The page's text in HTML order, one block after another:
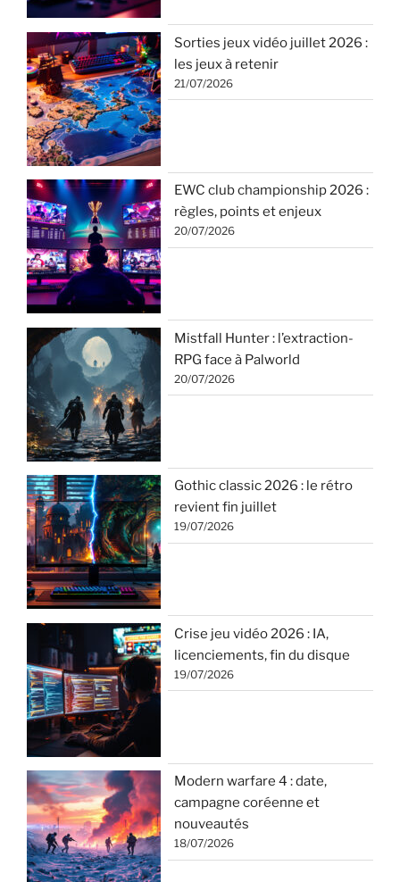
Sorties jeux vidéo juillet 2026 :
les jeux à retenir
21/07/2026
EWC club championship 2026 :
règles, points et enjeux
20/07/2026
Mistfall Hunter : l’extraction-
RPG face à Palworld
20/07/2026
Gothic classic 2026 : le rétro
revient fin juillet
19/07/2026
Crise jeu vidéo 2026 : IA,
licenciements, fin du disque
19/07/2026
Modern warfare 4 : date,
campagne coréenne et
nouveautés
18/07/2026